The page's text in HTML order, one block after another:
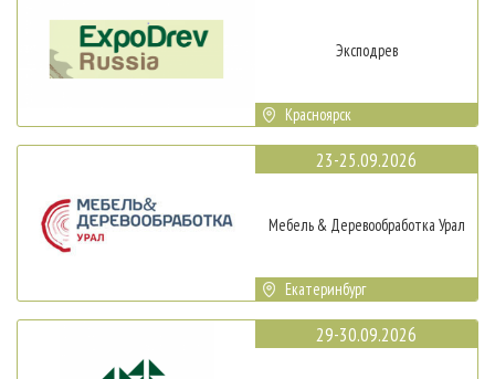
Эксподрев
Красноярск
23-25.09.2026
Мебель & Деревообработка Урал
Екатеринбург
29-30.09.2026